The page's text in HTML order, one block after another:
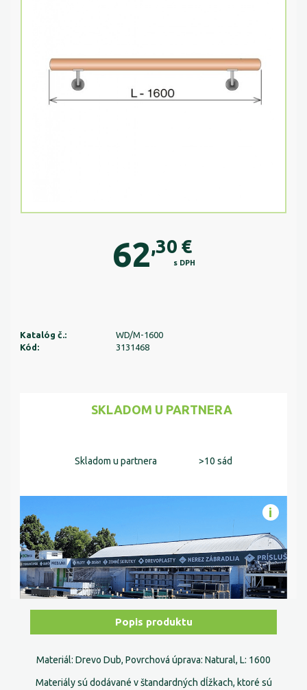
62,30 €
s DPH
Katalóg č.:
WD/M-1600
Kód:
3131468
SKLADOM U PARTNERA
Skladom u partnera >10 sád
Popis produktu
Materiál: Drevo Dub, Povrchová úprava: Natural, L: 1600
Materiály sú dodávané v štandardných dĺžkach, ktoré sú